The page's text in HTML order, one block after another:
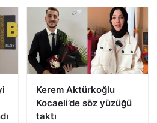
Kerem Aktürkoğlu
Kocaeli’de söz yüzüğü
taktı